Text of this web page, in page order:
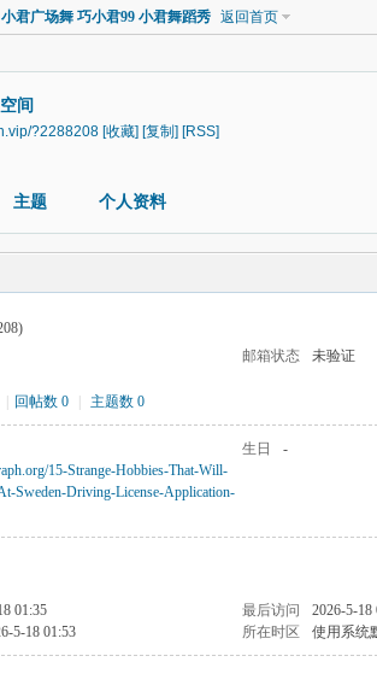
君广场舞 巧小君99 小君舞蹈秀 返回首页
间
?2288208 [收藏] [复制] [RSS]
主题 个人资料
邮箱状态 未验证
回帖数 0 主题数 0
生日
-
15-Strange-Hobbies-That-Will-
Sweden-Driving-License-Application-
01:35 最后访问
2026-5-18
5-18 01:53 所在时区 使用系统